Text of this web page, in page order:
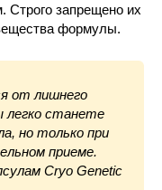
запрещено их
формулы.
от лишнего
легко станете
но только при
приеме.
Cryo Genetic